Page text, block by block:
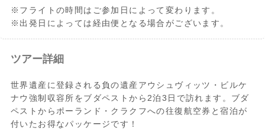
※フライトの時間はご参加日によって変わります。
※出発日によっては経由便となる場合がございます。
ツアー詳細
世界遺産に登録される負の遺産アウシュヴィッツ・ビルケ
ナウ強制収容所をブダペストから2泊3日で訪れます。ブダ
ペストからポーランド・クラクフへの往復航空券と宿泊が
付いたお得なパッケージです！